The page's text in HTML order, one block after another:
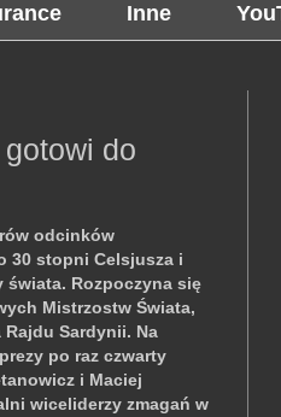
Inne
do
odcinków
30 stopni Celsjusza i
świata. Rozpoczyna się
Mistrzostw Świata,
Sardynii. Na
po raz czwarty
i Maciej
wiceliderzy zmagań w